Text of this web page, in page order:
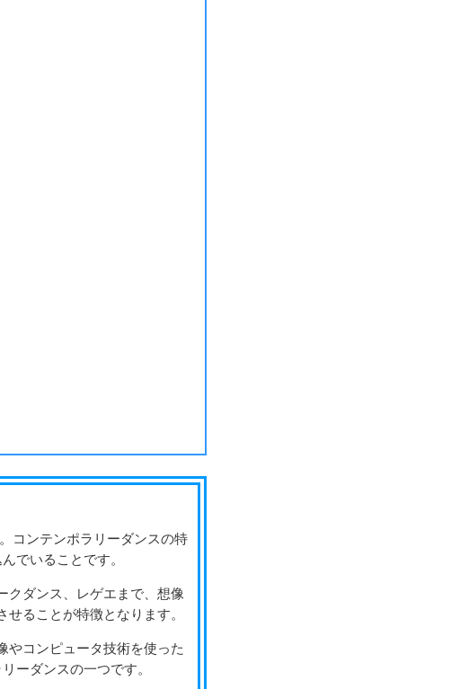
コンテンポラリーダンスの特
でいることです。
クダンス、レゲエまで、想像
ることが特徴となります。
やコンピュータ技術を使った
ーダンスの一つです。